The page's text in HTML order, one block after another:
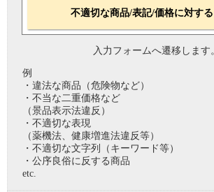
不適切な商品/表記/価格に対す
入力フォームへ遷移します
例
・違法な商品（危険物など）
・不当な二重価格など
（景品表示法違反）
・不適切な表現
（薬機法、健康増進法違反等）
・不適切な文字列（キーワード等）
・公序良俗に反する商品
etc.